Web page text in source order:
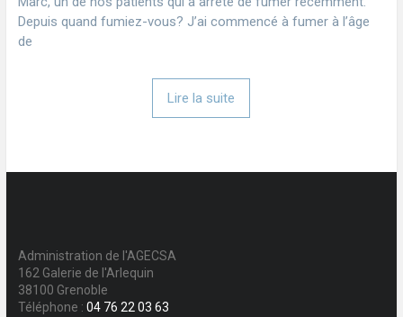
Depuis quand fumiez-vous? J’ai commencé à fumer à l’âge
de
Lire la suite
Administration de l'AGECSA
162 Galerie de l'Arlequin
38100 Grenoble
Téléphone : 04 76 22 03 63